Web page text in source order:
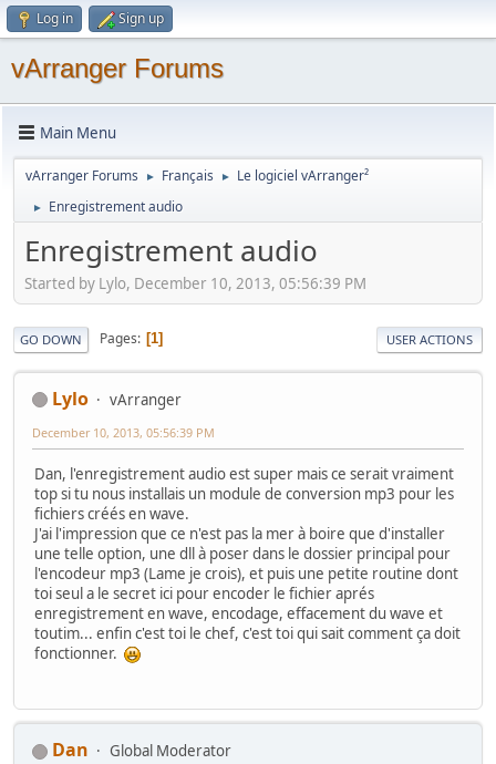
Log in Sign up
vArranger Forums
Main Menu
vArranger Forums ► Français ► Le logiciel vArranger²
► Enregistrement audio
Enregistrement audio
Started by Lylo, December 10, 2013, 05:56:39 PM
GO DOWN Pages 1 USER ACTIONS
Lylo vArranger
December 10, 2013, 05:56:39 PM
Dan, l'enregistrement audio est super mais ce serait vraiment
top si tu nous installais un module de conversion mp3 pour les
fichiers créés en wave.
J'ai l'impression que ce n'est pas la mer à boire que d'installer
une telle option, une dll à poser dans le dossier principal pour
l'encodeur mp3 (Lame je crois), et puis une petite routine dont
toi seul a le secret ici pour encoder le fichier aprés
enregistrement en wave, encodage, effacement du wave et
toutim... enfin c'est toi le chef, c'est toi qui sait comment ça doit
fonctionner.
Dan
Global Moderator